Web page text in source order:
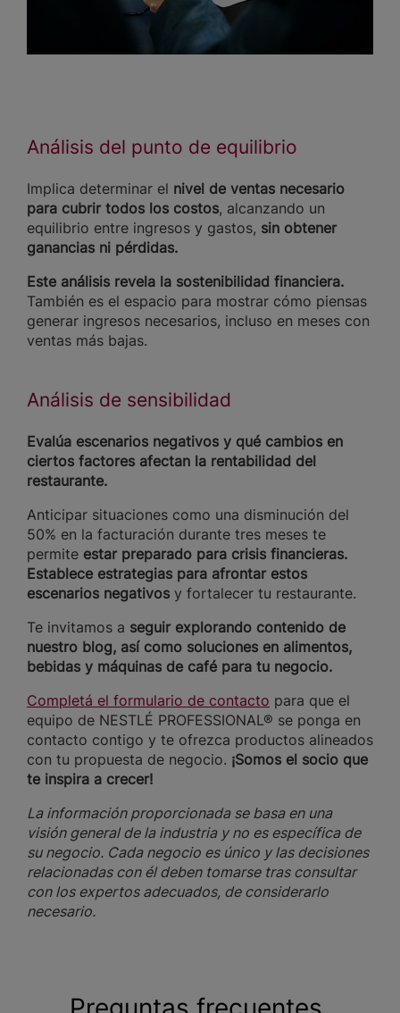
Análisis del punto de equilibrio
Implica determinar el nivel de ventas necesario
para cubrir todos los costos, alcanzando un
equilibrio entre ingresos y gastos, sin obtener
ganancias ni pérdidas.
Este análisis revela la sostenibilidad financiera.
También es el espacio para mostrar cómo piensas
generar ingresos necesarios, incluso en meses con
ventas más bajas.
Análisis de sensibilidad
Evalúa escenarios negativos y qué cambios en
ciertos factores afectan la rentabilidad del
restaurante.
Anticipar situaciones como una disminución del
50% en la facturación durante tres meses te
permite estar preparado para crisis financieras.
Establece estrategias para afrontar estos
escenarios negativos y fortalecer tu restaurante.
Te invitamos a seguir explorando contenido de
nuestro blog, así como soluciones en alimentos,
bebidas y máquinas de café para tu negocio.
Completá el formulario de contacto para que el
equipo de NESTLÉ PROFESSIONAL® se ponga en
contacto contigo y te ofrezca productos alineados
con tu propuesta de negocio. ¡Somos el socio que
te inspira a crecer!
La información proporcionada se basa en una
visión general de la industria y no es específica de
su negocio. Cada negocio es único y las decisiones
relacionadas con él deben tomarse tras consultar
con los expertos adecuados, de considerarlo
necesario.